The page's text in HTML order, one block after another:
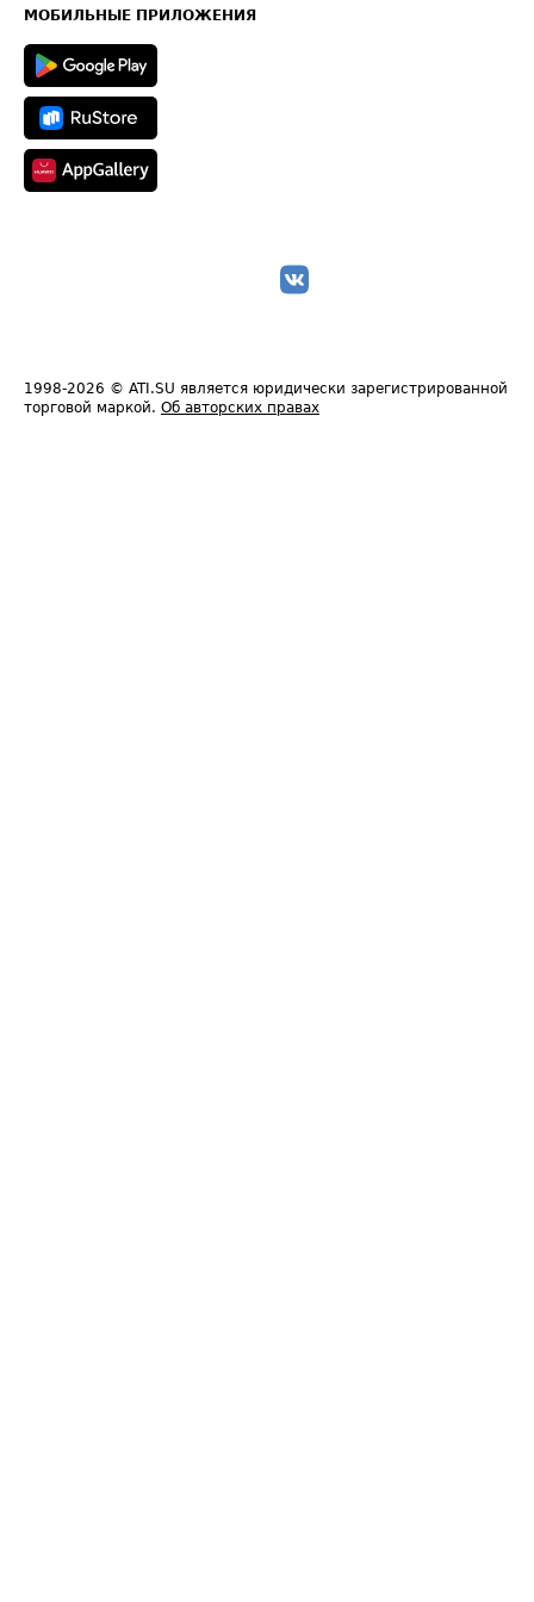
Техническая информация
МОБИЛЬНЫЕ ПРИЛОЖЕНИЯ
1998-2026 © ATI.SU является юридически зарегистрированной
торговой маркой. Об авторских правах